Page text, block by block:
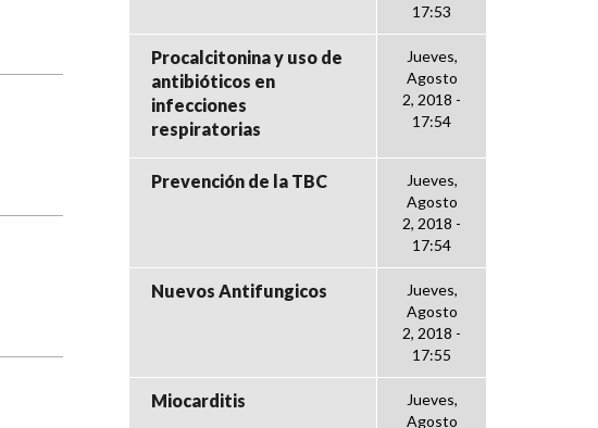
17:53
Procalcitonina y uso de
antibióticos en
infecciones
respiratorias
Jueves,
Agosto
2, 2018 -
17:54
Prevención de la TBC
Jueves,
Agosto
2, 2018 -
17:54
Nuevos Antifungicos
Jueves,
Agosto
2, 2018 -
17:55
Miocarditis
Jueves,
Agosto